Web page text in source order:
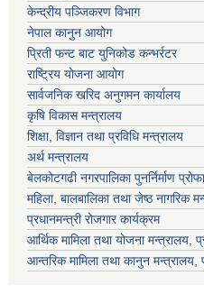
केन्द्रीय पञ्जिकरण विभाग
नेपाल कानुन आयोग
प्रिती फन्ट बाट युनिकोड कन्भर्रटर
राष्ट्रिय योजना आयोग
सार्वजनिक खरिद अनुगमन कार्यालय
कृषि विकास मन्त्रालय
शिक्षा, विज्ञान तथा प्रविधि मन्त्रालय
अर्थ मन्त्रालय
बेलकोटगढी नगरपालिका पुनर्निर्माण
महिला, बालबालिका तथा जेष्ठ नागरिक
प्रधानमन्त्री रोजगार कार्यक्रम
आर्थिक मामिला तथा योजना मन्त्रालय,
आन्तरिक मामिला तथा कानुन